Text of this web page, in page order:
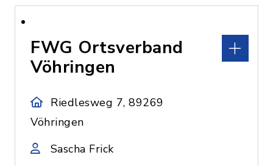
FWG Ortsverband
Vöhringen
Riedlesweg 7, 89269
Vöhringen
Sascha Frick